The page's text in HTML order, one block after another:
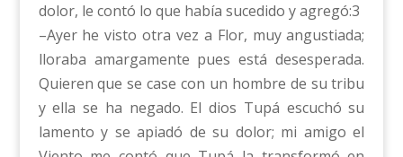
dolor, le contó lo que había sucedido y agregó:3
–Ayer he visto otra vez a Flor, muy angustiada;
lloraba amargamente pues está desesperada.
Quieren que se case con un hombre de su tribu
y ella se ha negado. El dios Tupá escuchó su
lamento y se apiadó de su dolor; mi amigo el